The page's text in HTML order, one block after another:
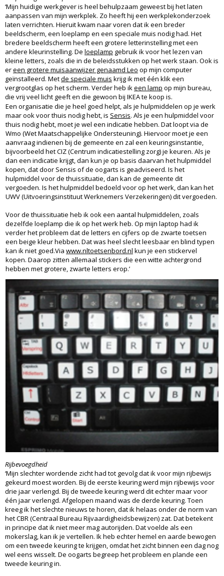
‘Mijn huidige werkgever is heel behulpzaam geweest bij het laten
aanpassen van mijn werkplek. Zo heeft hij een werkplekonderzoek
laten verrichten. Hieruit kwam naar voren dat ik een breder
beeldscherm, een loeplamp en een speciale muis nodig had. Het
bredere beeldscherm heeft een grotere letterinstelling met een
andere kleurinstelling. De loeplamp gebruik ik voor het lezen van
kleine letters, zoals die in de beleidsstukken op het werk staan. Ook is
ereen grotere muisaanwijzer genaamd Leo op mijn computer
geïnstalleerd. Metde speciale muis krijg ik met één klik een
vergrootglas op het scherm. Verder heb ikeen lamp op mijn bureau,
die vrij veel licht geeft en die gewoon bij IKEA te koop is.
Een organisatie die je heel goed helpt, als je hulpmiddelen op je werk
maar ook voor thuis nodig hebt, is Sensis. Als je een hulpmiddel voor
thuis nodig hebt, moet je wel een indicatie hebben. Dat loopt via de
Wmo (Wet Maatschappelijke Ondersteuning). Hiervoor moet je een
aanvraag indienen bij de gemeente en zal een keuringsinstantie,
bijvoorbeeld het CIZ (Centrum indicatiestelling zorg) je keuren. Als je
dan een indicatie krijgt, dan kun je op basis daarvan het hulpmiddel
kopen, dat door Sensis of de oogarts is geadviseerd. Is het
hulpmiddel voor de thuissituatie, dan kan de gemeente dit
vergoeden. Is het hulpmiddel bedoeld voor op het werk, dan kan het
UWV (Uitvoeringsinstituut Werknemers Verzekeringen) dit vergoeden.
Voor de thuissituatie heb ik ook een aantal hulpmiddelen, zoals
dezelfde loeplamp die ik op het werk heb. Op mijn laptop had ik
verder het probleem dat de letters en cijfers op de zwarte toetsen
een beige kleur hebben. Dat was heel slecht leesbaar en blind typen
kan ik niet goed.Via www.nltoetsenbord.nl kun je een stickervel
kopen. Daarop zitten allemaal stickers die een witte achtergrond
hebben met grotere, zwarte letters erop.’
Rijbevoegdheid
‘Mijn slechter wordende zicht had tot gevolg dat ik voor mijn rijbewijs
gekeurd moest worden. Bij de eerste keuring werd mijn rijbewijs voor
drie jaar verlengd. Bij de tweede keuring werd dit echter maar voor
één jaar verlengd. Afgelopen maand was de derde keuring. Toen
kreeg ik het slechte nieuws te horen, dat ik helaas onder de norm van
het CBR (Centraal Bureau Rijvaardigheidsbewijzen) zat. Dat betekent
in principe dat ik niet meer mag autorijden. Dat voelde als een
mokerslag, kan ik je vertellen. Ik heb echter hemel en aarde bewogen
om een tweede keuring te krijgen, omdat het zicht binnen een dag nog
wel eens wisselt. De oogarts begreep het probleem en plande een
tweede keuring in.